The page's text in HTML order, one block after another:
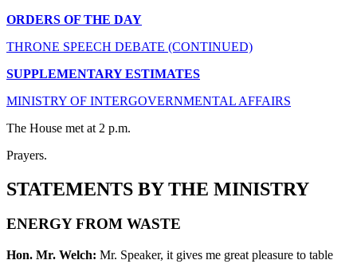
ORDERS OF THE DAY
THRONE SPEECH DEBATE (CONTINUED)
SUPPLEMENTARY ESTIMATES
MINISTRY OF INTERGOVERNMENTAL AFFAIRS
The House met at 2 p.m.
Prayers.
STATEMENTS BY THE MINISTRY
ENERGY FROM WASTE
Hon. Mr. Welch: Mr. Speaker, it gives me great pleasure to table